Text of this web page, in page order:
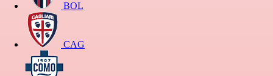
BOL
CAG